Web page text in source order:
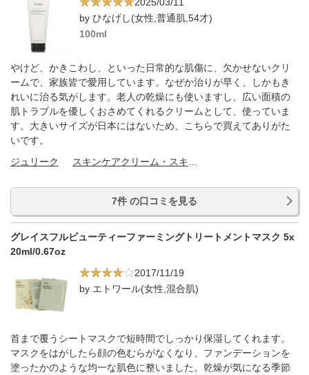
by ひなげし(女性,普通肌,54才)
100ml
やけど、かきこわし、といった日常的な肌傷に、欠かせないクリ
ームで、家族皆で愛用しています。なぜか治りが早く、しかもき
れいに治る気がします。老人の乾燥にも使いますし、広い面積の
肌トラブルを優しくおさめてくれるクリームとして、使っていま
す。大きいサイズが日本にはないため、こちらで買えてありがた
いです。
ジュリーク
7件 の口コミを見る
グレイスフルビューティーファーミングトリートメントマスク 5x
20ml/0.67oz
2017/11/19
by エトワール(女性,混合肌)
首まで覆うシートマスクで短時間でしっかり保湿してくれます。
マスクをはがしたら顔の色むらがなくなり、ファンデーションを
塗ったかのような均一な肌色に整いました。乾燥が気になる季節